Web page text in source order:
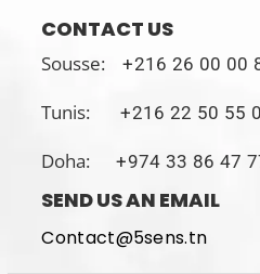
CONTACT US
Sousse:+216 26 00 00
Tunis:+216 22 50 55
Doha:+974 33 86 47
SEND US AN EMAIL
Contact@5sens.tn